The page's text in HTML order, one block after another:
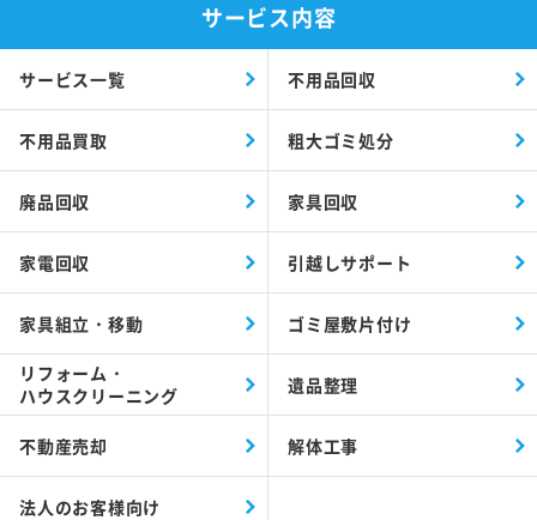
サービス内容
サービス一覧 不用品回収
不用品買取 粗大ゴミ処分
廃品回収 家具回収
家電回収 引越しサポート
家具組立・移動 ゴミ屋敷片付け
リフォーム・
ハウスクリーニング
遺品整理
不動産売却 解体工事
法人のお客様向け